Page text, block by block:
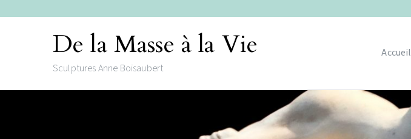
De la Masse à la Vie
Sculptures Anne Boisaubert
Accueil